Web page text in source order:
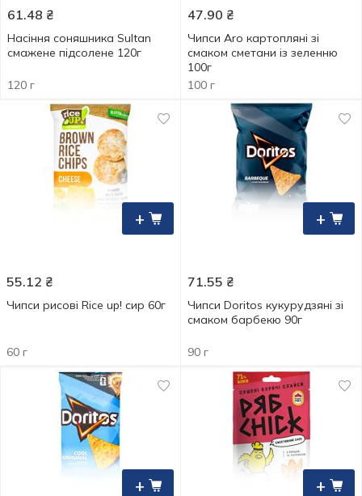
61.48 ₴
Насіння соняшника Sultan
смажене підсолене 120г
120 г
47.90 ₴
Чипси Aro картопляні зі
смаком сметани із зеленню
100г
100 г
+
55.12 ₴
Чипси рисові Rice up! сир 60г
60 г
+
71.55 ₴
Чипси Doritos кукурудзяні зі
смаком барбекю 90г
90 г
+ +